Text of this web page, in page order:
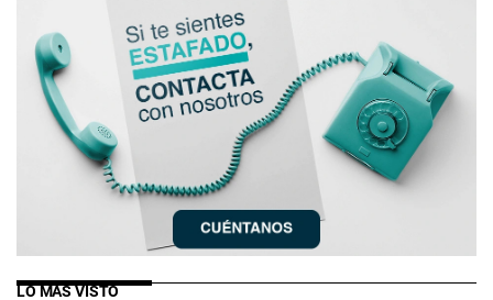
LO MÁS VISTO